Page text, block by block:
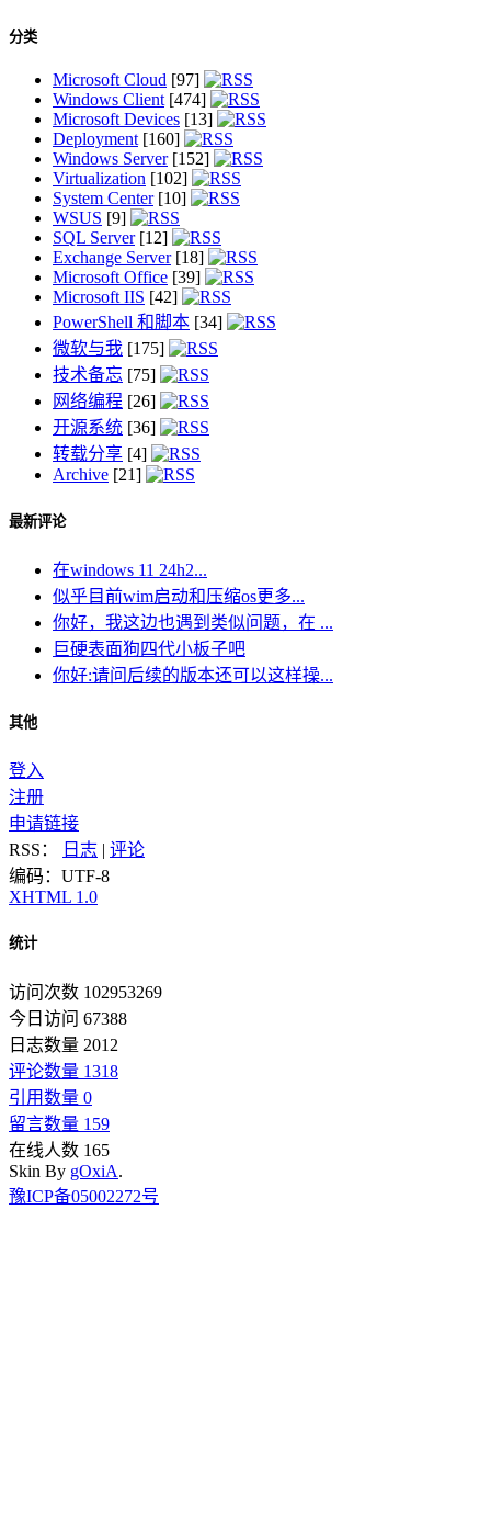
分类
Microsoft Cloud [97]
Windows Client[474]
Microsoft Devices [13]
Deployment[160]
Windows Server[152]
Virtualization [102]
System Center[10]
WSUS [9]
SQL Server[12]
Exchange Server[18]
Microsoft Office [39]
Microsoft IIS [42]
PowerShell 和脚本 [34]
微软与我 [175]
技术备忘 [75]
网络编程 [26]
开源系统 [36]
转载分享 [4]
Archive [21]
最新评论
在windows 11 24h2...
似乎目前wim启动和压缩os更多...
你好，我这边也遇到类似问题，在 ...
巨硬表面狗四代小板子吧
你好:请问后续的版本还可以这样操...
其他
登入
注册
申请链接
RSS：
日志 | 评论
编码：UTF-8
XHTML 1.0
统计
访问次数 102953269
今日访问 67388
日志数量 2012
评论数量 1318
引用数量 0
留言数量 159
在线人数 165
Skin By gOxiA.
豫ICP备05002272号